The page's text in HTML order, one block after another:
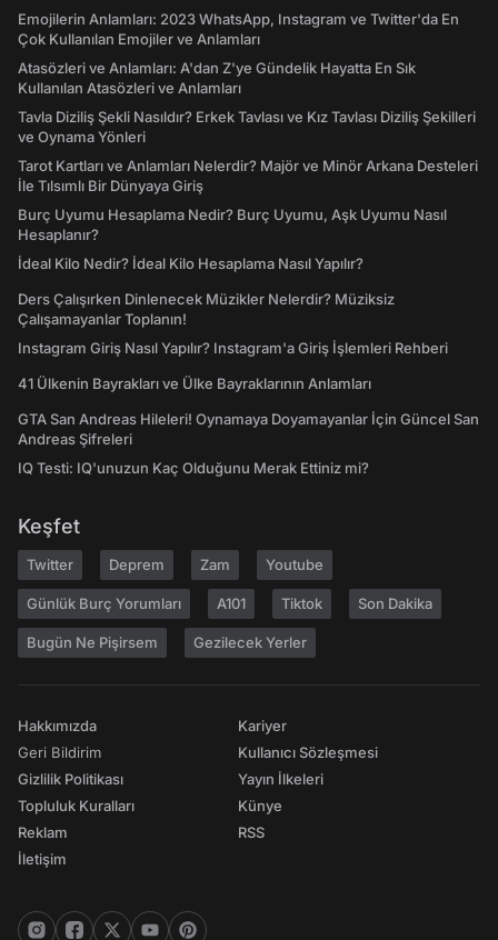
Emojilerin Anlamları: 2023 WhatsApp, Instagram ve Twitter'da En
Çok Kullanılan Emojiler ve Anlamları
Atasözleri ve Anlamları: A'dan Z'ye Gündelik Hayatta En Sık
Kullanılan Atasözleri ve Anlamları
Tavla Diziliş Şekli Nasıldır? Erkek Tavlası ve Kız Tavlası Diziliş Şekilleri
ve Oynama Yönleri
Tarot Kartları ve Anlamları Nelerdir? Majör ve Minör Arkana Desteleri
İle Tılsımlı Bir Dünyaya Giriş
Burç Uyumu Hesaplama Nedir? Burç Uyumu, Aşk Uyumu Nasıl
Hesaplanır?
İdeal Kilo Nedir? İdeal Kilo Hesaplama Nasıl Yapılır?
Ders Çalışırken Dinlenecek Müzikler Nelerdir? Müziksiz
Çalışamayanlar Toplanın!
Instagram Giriş Nasıl Yapılır? Instagram'a Giriş İşlemleri Rehberi
41 Ülkenin Bayrakları ve Ülke Bayraklarının Anlamları
GTA San Andreas Hileleri! Oynamaya Doyamayanlar İçin Güncel San
Andreas Şifreleri
IQ Testi: IQ'unuzun Kaç Olduğunu Merak Ettiniz mi?
Keşfet
Twitter Deprem Zam Youtube
Günlük Burç Yorumları A101 Tiktok Son Dakika
Bugün Ne Pişirsem Gezilecek Yerler
Hakkımızda
Geri Bildirim
Gizlilik Politikası
Topluluk Kuralları
Reklam
İletişim
Kariyer
Kullanıcı Sözleşmesi
Yayın İlkeleri
Künye
RSS